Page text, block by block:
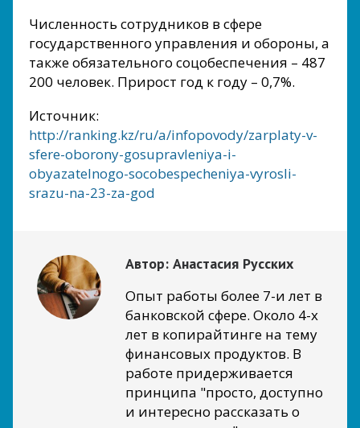
Численность сотрудников в сфере
государственного управления и обороны, а
также обязательного соцобеспечения – 487
200 человек. Прирост год к году – 0,7%.
Источник:
http://ranking.kz/ru/a/infopovody/zarplaty-v-
sfere-oborony-gosupravleniya-i-
obyazatelnogo-socobespecheniya-vyrosli-
srazu-na-23-za-god
Автор: Анастасия Русских
Опыт работы более 7-и лет в
банковской сфере. Около 4-х
лет в копирайтинге на тему
финансовых продуктов. В
работе придерживается
принципа "просто, доступно
и интересно рассказать о